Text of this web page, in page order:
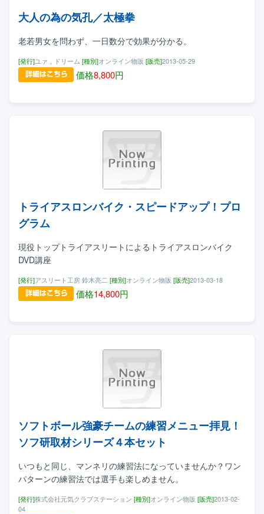
大人の為の気孔／太極拳
老若男女を問わず、一日数分で効果が分かる。
[発行]ユァ，ドリーム [種別]オンライン物販 [販売]2013-05-29
価格8,800円
トライアスロンバイク・スピードアップ！プロ
グラム
現役トップトライアスリートによるトライアスロンバイク
DVD講座
[発行]アスリート工房 鈴木亮二 [種別]オンライン物販 [販売]2013-03-18
価格14,800円
ソフトボール強豪チームの練習メニュー拝見！
ソフ研取材シリーズ４本セット
いつもと同じ、マンネリの練習法になっていませんか？ワン
パターンの練習法では選手も楽しめません。
[発行]株式会社元気クラブステーション [種別]オンライン物販 [販売]2013-02-
04